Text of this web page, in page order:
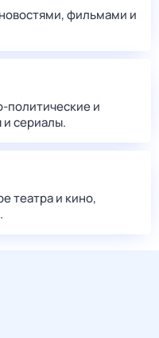
фильмами и
политические и
сериалы.
театра и кино,